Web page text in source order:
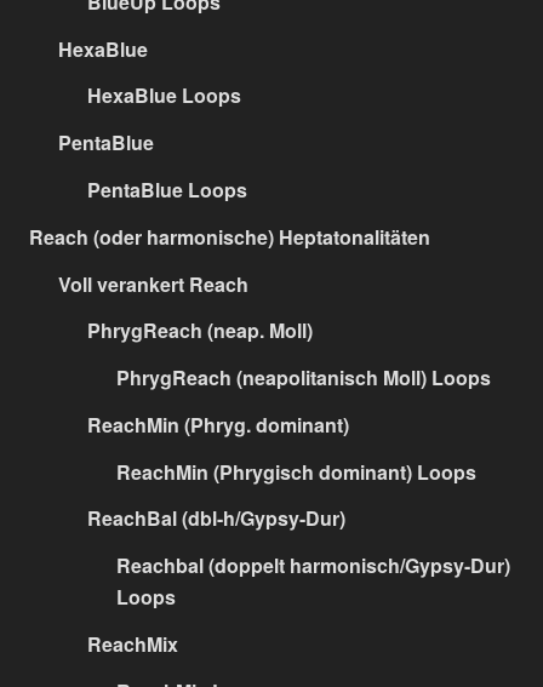
HexaBlue
HexaBlue Loops
PentaBlue
PentaBlue Loops
Reach (oder harmonische) Heptatonalitäten
Voll verankert Reach
PhrygReach (neap. Moll)
PhrygReach (neapolitanisch Moll) Loops
ReachMin (Phryg. dominant)
ReachMin (Phrygisch dominant) Loops
ReachBal (dbl-h/Gypsy-Dur)
Reachbal (doppelt harmonisch/Gypsy-Dur)
Loops
ReachMix